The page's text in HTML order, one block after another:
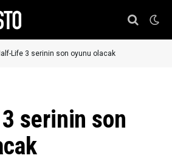
Life 3 serinin son oyunu olacak
serinin son